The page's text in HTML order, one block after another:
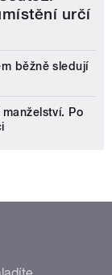
určí
běžně sledují
Po